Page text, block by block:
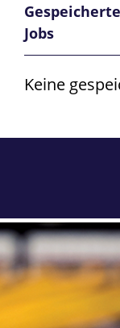
Gespeicherte
Jobs
Keine